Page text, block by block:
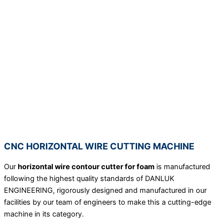
CNC HORIZONTAL WIRE CUTTING MACHINE
Our horizontal wire contour cutter for foam is manufactured
following the highest quality standards of DANLUK
ENGINEERING, rigorously designed and manufactured in our
facilities by our team of engineers to make this a cutting-edge
machine in its category.